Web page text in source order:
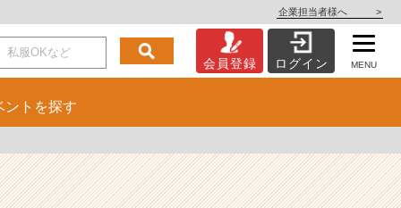
企業担当者様へ >
会員登録 ログイン MENU
ント を探す